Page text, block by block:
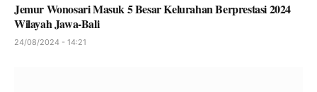
Jemur Wonosari Masuk 5 Besar Kelurahan Berprestasi 2024
Wilayah Jawa-Bali
24/08/2024 - 14:21